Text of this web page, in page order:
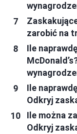
zarobić na
Ile
Ile
Odkryj
Ile można
Odkryj